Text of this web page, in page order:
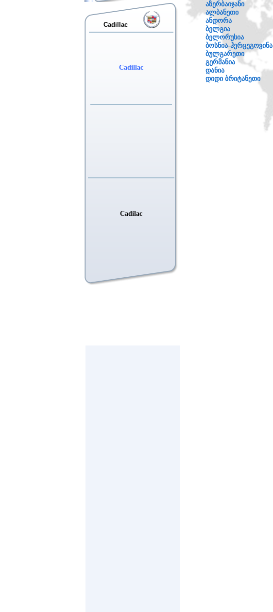
Cadillac
Cadillac
Cadilac
აზერბაიჯანი
ალბანეთი
ანდორა
ბელგია
ბელორუსია
ბოსნია-ჰერცეგოვინა
ბულგარეთი
გერმანია
დანია
დიდი ბრიტანეთი